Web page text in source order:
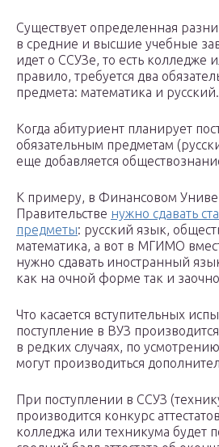
Существует определенная
в средние и высшие учебные
идет о ССУЗе, то есть колледже
правило, требуется два
предмета: математика и русский.
Когда абитуриент планирует
обязательным предметам
еще добавляется
К примеру, в Финансовом
Правительстве нужно сдавать
предметы: русский язык,
математика, а вот в МГИМО
нужно сдавать иностранный
как на очной форме так и
Что касается вступительных
поступление в ВУЗ
в редких случаях, по
могут производиться
При поступлении в ССУЗ
производится конкурс
колледжа или техникума будет